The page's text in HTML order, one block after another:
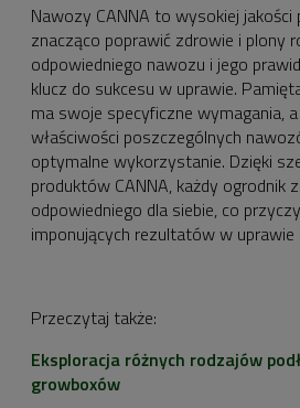
Nawozy CANNA to wysokiej
znacząco poprawić zdrowie i plony
odpowiedniego nawozu i jego
klucz do sukcesu w uprawie.
ma swoje specyficzne wymagania,
właściwości poszczególnych
optymalne wykorzystanie. Dzięki
produktów CANNA, każdy ogrodnik
odpowiedniego dla siebie, co
imponujących rezultatów w uprawie
Przeczytaj także:
Eksploracja różnych rodzajów
growboxów